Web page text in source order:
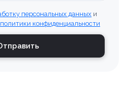
персональных данных и
конфиденциальности